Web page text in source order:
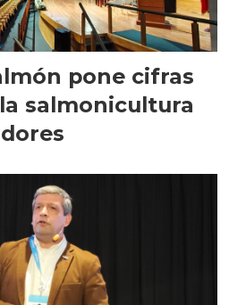
pone cifras
salmonicultura